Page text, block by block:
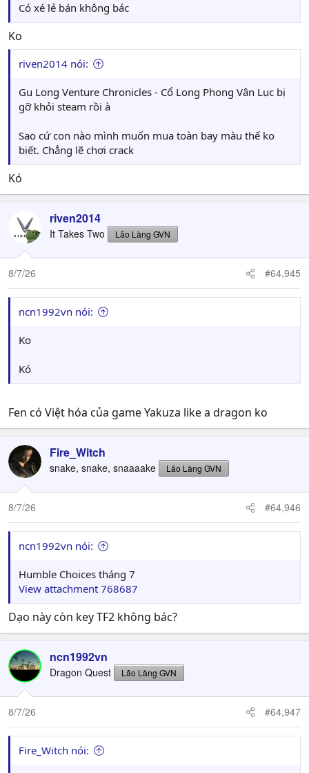
Có xé lẻ bán không bác
Ko
riven2014 nói:
Gu Long Venture Chronicles - Cổ Long Phong Vân Lục bị
gỡ khỏi steam rồi à
Sao cứ con nào mình muốn mua toàn bay màu thế ko
biết. Chẳng lẽ chơi crack
Kó
riven2014
It Takes Two Lão Làng GVN
8/7/26 #64,945
ncn1992vn nói:
Ko
Kó
Fen có Việt hóa của game Yakuza like a dragon ko
Fire_Witch
snake, snake, snaaaake Lão Làng GVN
8/7/26 #64,946
ncn1992vn nói:
Humble Choices tháng 7
View attachment 768687
Dạo này còn key TF2 không bác?
ncn1992vn
Dragon Quest Lão Làng GVN
8/7/26 #64,947
Fire_Witch nói: